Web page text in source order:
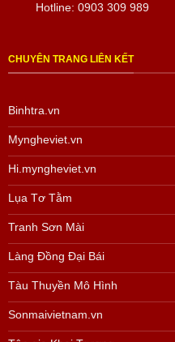
Tham khảo các sản phẩm quà
Tham khảo các sản phẩm Quà
Tham khảo các sản phẩm
Hotline:0903 309 989
CHUYÊN TRANG LIÊN KẾT
Binhtra.vn
Myngheviet.vn
Hi.myngheviet.vn
Lụa Tơ Tằm
Tranh Sơn Mài
Làng Đồng Đại Bái
Tàu Thuyền Mô Hình
Sonmaivietnam.vn